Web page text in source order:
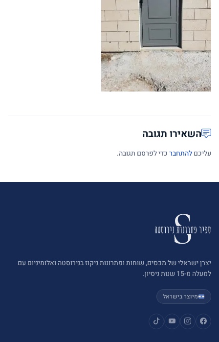
השאירו תגובה
עליכםלהתחברכדי לפרסם תגובה.
יצרן ישראלי של מכסים, שוחות ופתרונות ניקוז בנירוסטה ואלומיניום עם
למעלה מ-15 שנות ניסיון.
מיוצר בישראל